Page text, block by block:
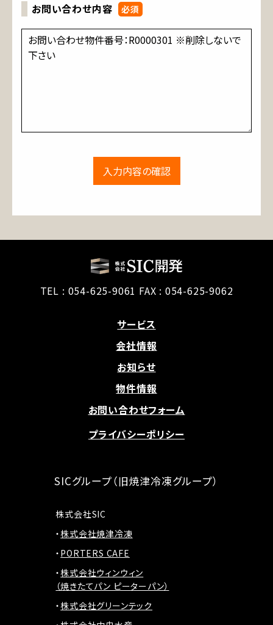
お問い合わせ内容
TEL : 054-625-9061 FAX : 054-625-9062
サービス
会社情報
お知らせ
物件情報
お問い合わせフォーム
プライバシーポリシー
SICグループ（旧焼津冷凍グループ）
株式会社SIC
株式会社焼津冷凍
PORTERS CAFE
株式会社ウィンウィン
（焼きたてパン ピーターパン）
株式会社グリーンテック